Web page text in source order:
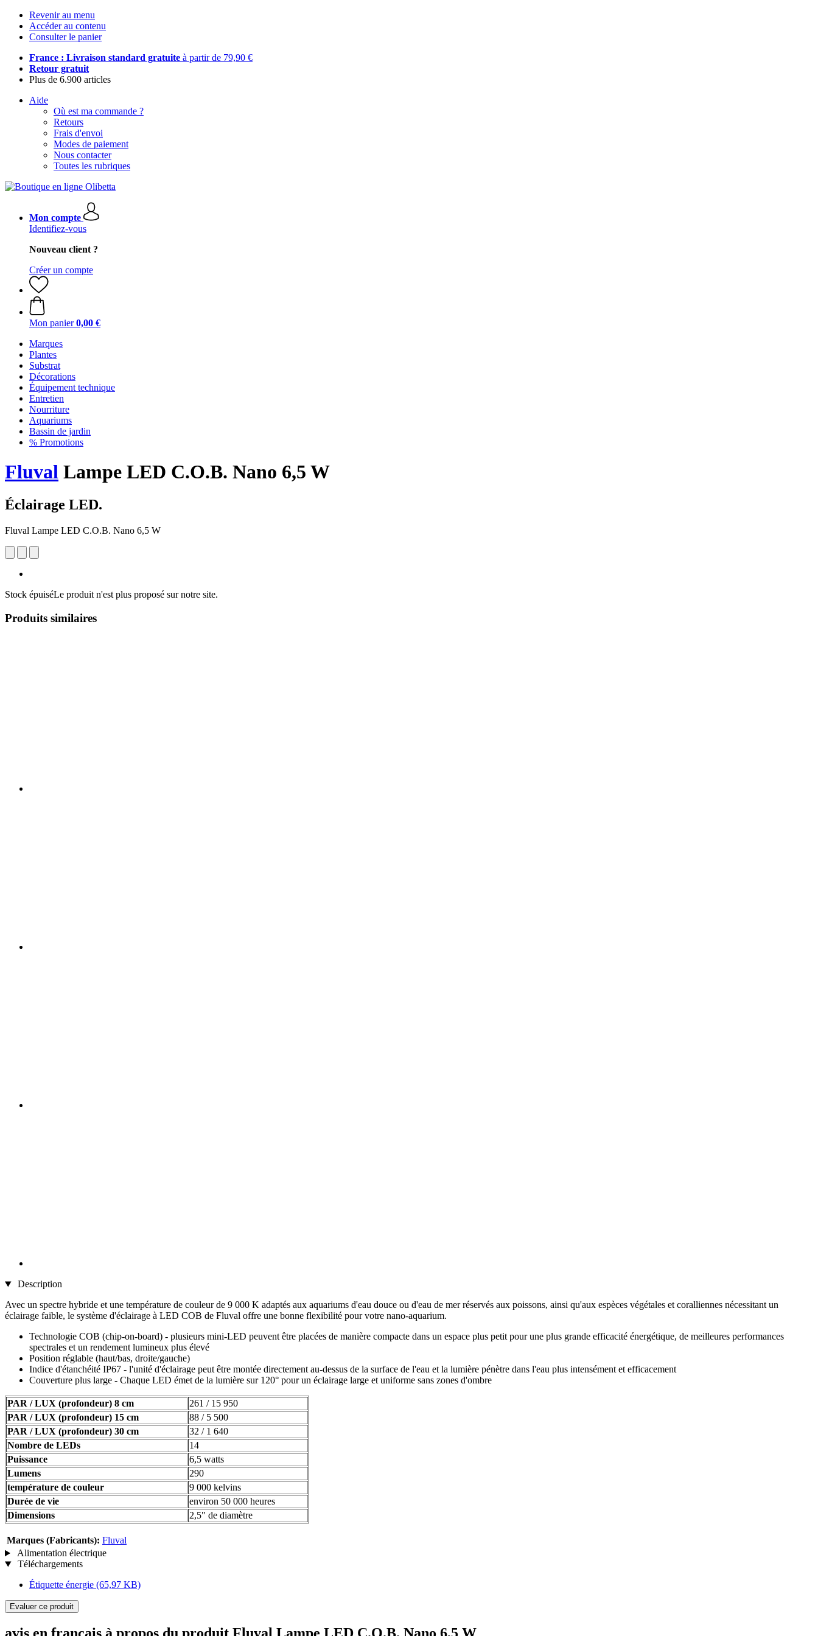
Revenir au menu
Accéder au contenu
Consulter le panier
France : Livraison standard gratuite à partir de 79,90 €
Retour gratuit
Plus de 6.900 articles
Aide
Où est ma commande ?
Retours
Frais d'envoi
Modes de paiement
Nous contacter
Toutes les rubriques
Mon compte
Identifiez-vous
Nouveau client ?
Créer un compte
Mon panier 0,00 €
Marques
Plantes
Substrat
Décorations
Équipement technique
Entretien
Nourriture
Aquariums
Bassin de jardin
% Promotions
Fluval Lampe LED C.O.B. Nano 6,5 W
Éclairage LED.
Fluval Lampe LED C.O.B. Nano 6,5 W
Stock épuiséLe produit n'est plus proposé sur notre site.
Produits similaires
Description
Avec un spectre hybride et une température de couleur de 9 000 K adaptés aux aquariums d'eau douce ou d'eau de mer réservés aux poissons, ainsi qu'aux espèces végétales et coralliennes nécessitant un
éclairage faible, le système d'éclairage à LED COB de Fluval offre une bonne flexibilité pour votre nano-aquarium.
Technologie COB (chip-on-board) - plusieurs mini-LED peuvent être placées de manière compacte dans un espace plus petit pour une plus grande efficacité énergétique, de meilleures performances
spectrales et un rendement lumineux plus élevé
Position réglable (haut/bas, droite/gauche)
Indice d'étanchéité IP67 - l'unité d'éclairage peut être montée directement au-dessus de la surface de l'eau et la lumière pénètre dans l'eau plus intensément et efficacement
Couverture plus large - Chaque LED émet de la lumière sur 120° pour un éclairage large et uniforme sans zones d'ombre
PAR / LUX (profondeur) 8 cm
261 / 15 950
PAR / LUX (profondeur) 15 cm
88 / 5 500
PAR / LUX (profondeur) 30 cm
32 / 1 640
Nombre de LEDs
14
Puissance
6,5 watts
Lumens
290
température de couleur
9 000 kelvins
Durée de vie
environ 50 000 heures
Dimensions
2,5" de diamètre
Marques (Fabricants): Fluval
Alimentation électrique
Téléchargements
Étiquette énergie (65,97 KB)
Evaluer ce produit